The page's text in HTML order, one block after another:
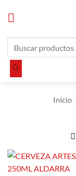
productos
Inicio